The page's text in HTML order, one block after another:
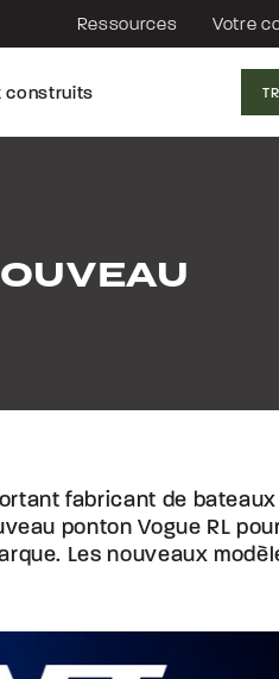
construits
Ressources Votre
fabricant de
ponton Vogue RL
Les nouveaux